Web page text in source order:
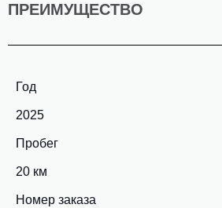
ПРЕИМУЩЕСТВО
Год
2025
Пробег
20 км
Номер заказа